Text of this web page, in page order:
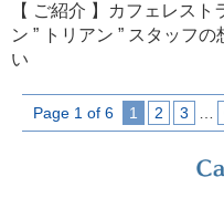
【 ご紹介 】カフェレスト
ン ” トリアン ” スタッフの
い
Page 1 of 6 1 2 3